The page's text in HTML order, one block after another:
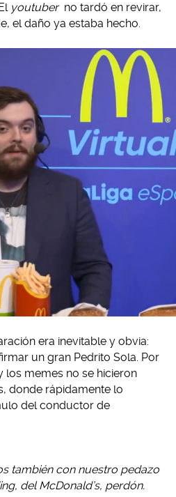
youtuber no tardó en revirar,
el daño ya estaba hecho.
era inevitable y obvia:
un gran Pedrito Sola. Por
los memes no se hicieron
donde rápidamente lo
del conductor de
también con nuestro pedazo
del McDonald’s, perdón.